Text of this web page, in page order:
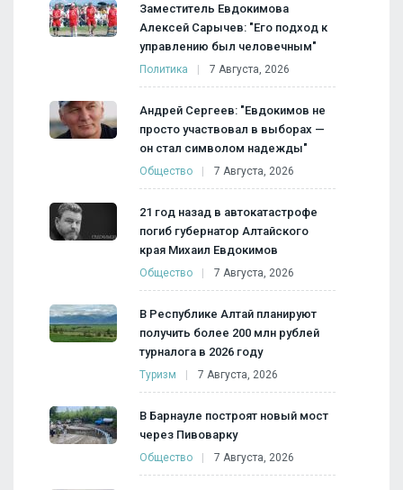
Заместитель Евдокимова
Алексей Сарычев: "Его подход к
управлению был человечным"
Политика 7 Августа, 2026
Андрей Сергеев: "Евдокимов не
просто участвовал в выборах —
он стал символом надежды"
Общество 7 Августа, 2026
21 год назад в автокатастрофе
погиб губернатор Алтайского
края Михаил Евдокимов
Общество 7 Августа, 2026
В Республике Алтай планируют
получить более 200 млн рублей
турналога в 2026 году
Туризм 7 Августа, 2026
В Барнауле построят новый мост
через Пивоварку
Общество 7 Августа, 2026